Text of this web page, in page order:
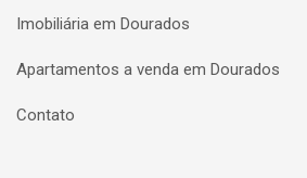
Imobiliária em Dourados
Apartamentos a venda em Dourados
Contato